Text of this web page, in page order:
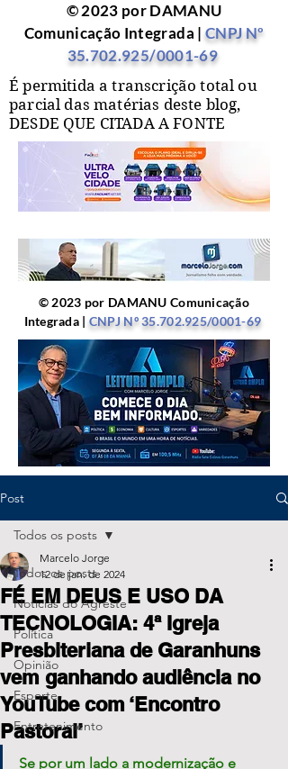
© 2023 por DAMANU
Comunicação Integrada | CNPJ Nº
35.702.925/0001-69
É permitida a transcrição total ou
parcial das matérias deste blog,
DESDE QUE CITADA A FONTE
© 2023 por DAMANU Comunicação
Integrada | CNPJ Nº35.702.925/0001-69
Post
Todos os posts
Notícias do Agreste
Política
Opinião
Esporte
Entretenimento
Todos os posts
FÉ EM DEUS E USO DA
TECNOLOGIA: 4ª Igreja
Presbiteriana de Garanhuns
vem ganhando audiência no
YouTube com ‘Encontro
Pastoral’
Marcelo Jorge
12 de jan. de 2024
Se por um lado a modernização e